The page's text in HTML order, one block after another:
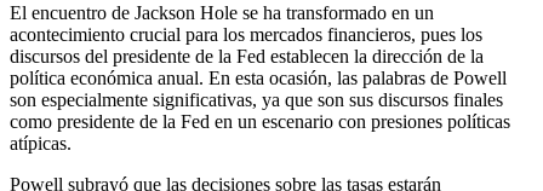
El encuentro de Jackson Hole se ha transformado en un
acontecimiento crucial para los mercados financieros, pues los
discursos del presidente de la Fed establecen la dirección de la
política económica anual. En esta ocasión, las palabras de Powell
son especialmente significativas, ya que son sus discursos finales
como presidente de la Fed en un escenario con presiones políticas
atípicas.
Powell subrayó que las decisiones sobre las tasas estarán